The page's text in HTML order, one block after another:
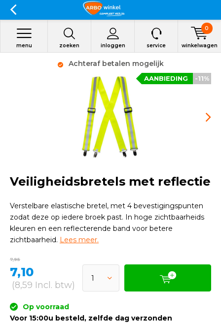
zoeken inloggen
menu service winkelwagen
0
Achteraf betalen mogelijk
-11%
AANBIEDING
Veiligheidsbretels met reflectie
Verstelbare elastische bretel, met 4 bevestigingspunten
zodat deze op iedere broek past. In hoge zichtbaarheids
kleuren en een reflecterende band voor betere
zichtbaarheid. Lees meer.
7,95
7,10
(8,59 Incl. btw)
Op voorraad
Voor 15:00u besteld, zelfde dag verzonden